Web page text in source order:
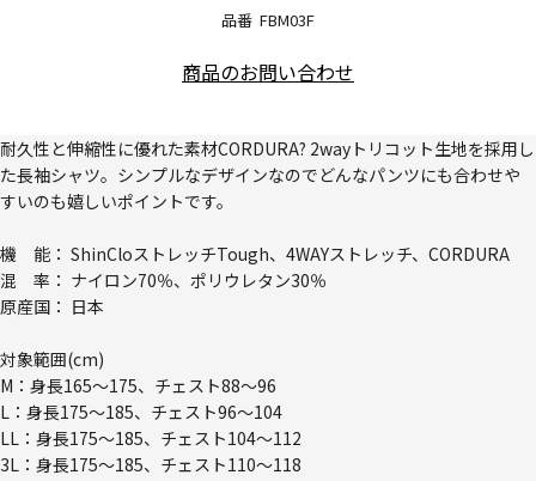
品番 FBM03F
商品のお問い合わせ
耐久性と伸縮性に優れた素材CORDURA? 2wayトリコット生地を採用し
た長袖シャツ。シンプルなデザインなのでどんなパンツにも合わせや
すいのも嬉しいポイントです。
機 能： ShinCloストレッチTough、4WAYストレッチ、CORDURA
混 率： ナイロン70％、ポリウレタン30％
原産国： 日本
対象範囲(cm)
M：身長165～175、チェスト88～96
L：身長175～185、チェスト96～104
LL：身長175～185、チェスト104～112
3L：身長175～185、チェスト110～118